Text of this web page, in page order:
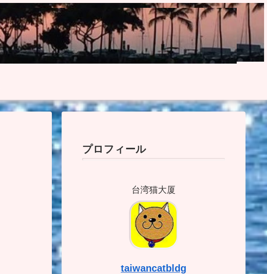
プロフィール
台湾猫大厦
taiwancatbldg